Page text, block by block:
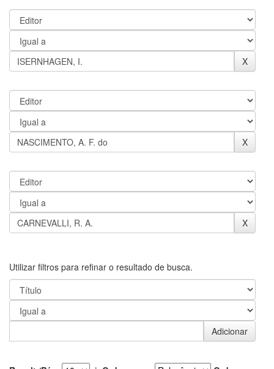
Utilizar filtros para refinar o resultado de busca.